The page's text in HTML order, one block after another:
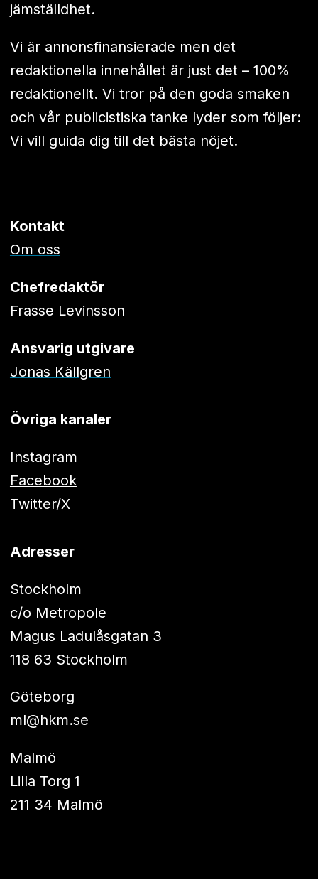
jämställdhet.
Vi är annonsfinansierade men det
redaktionella innehållet är just det – 100%
redaktionellt. Vi tror på den goda smaken
och vår publicistiska tanke lyder som följer:
Vi vill guida dig till det bästa nöjet.
Kontakt
Om oss
Chefredaktör
Frasse Levinsson
Ansvarig utgivare
Jonas Källgren
Övriga kanaler
Instagram
Facebook
Twitter/X
Adresser
Stockholm
c/o Metropole
Magus Ladulåsgatan 3
118 63 Stockholm
Göteborg
ml@hkm.se
Malmö
Lilla Torg 1
211 34 Malmö